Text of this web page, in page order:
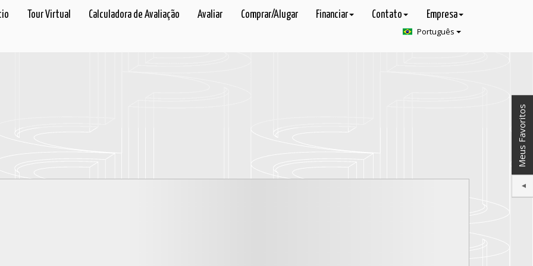
Tour Virtual Calculadora de Avaliação Avaliar Comprar/Alugar Financiar Contato
Empresa
Português
Meus Favoritos